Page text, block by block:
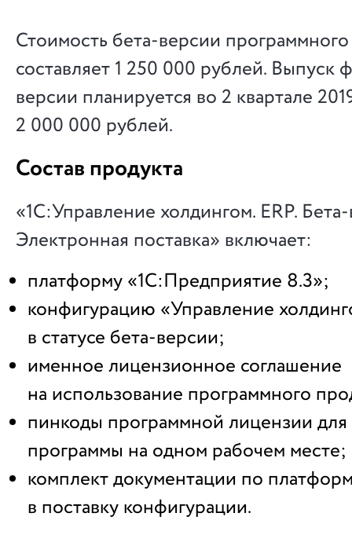
Стоимость бета-версии
составляет 1 250 000 рублей. Выпуск
версии планируется во 2 квартале
2 000 000 рублей.
Состав продукта
«1С:Управление холдингом. ERP.
Электронная поставка» включает:
платформу «1С:Предприятие 8.3»;
конфигурацию «Управление
в статусе бета-версии;
именное лицензионное соглашение
на использование программного
пинкоды программной лицензии для
программы на одном рабочем месте;
комплект документации по
в поставку конфигурации.